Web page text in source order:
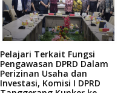
Pelajari Terkait Fungsi
Pengawasan DPRD Dalam
Perizinan Usaha dan
Investasi, Komisi I DPRD